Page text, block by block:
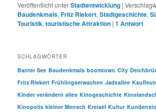
Veröffentlicht unterStadtentwicklung |
Baudenkmals,Fritz Riekert,Stadtgeschichte,
Touristik,touristische Attraktion |1 Antwort
SCHLAGWÖRTER
Banter See Baudenkmals boomtown City
Fritz Riekert Frühlingserwachen Jadeallee
Kinder verändern alles Kinogeschichte
Kinopolis kleiner Mensch Kreisel Kultur